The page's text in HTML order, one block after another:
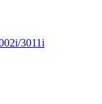
3011i